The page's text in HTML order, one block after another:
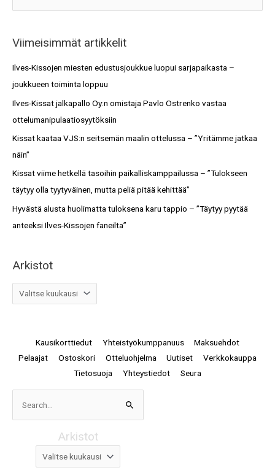
e
r
c
h
Viimeisimmät artikkelit
Ilves-Kissojen miesten edustusjoukkue luopui sarjapaikasta –
joukkueen toiminta loppuu
Ilves-Kissat jalkapallo Oy:n omistaja Pavlo Ostrenko vastaa
ottelumanipulaatiosyytöksiin
Kissat kaataa VJS:n seitsemän maalin ottelussa – ”Yritämme jatkaa
näin”
Kissat viime hetkellä tasoihin paikalliskamppailussa – ”Tulokseen
täytyy olla tyytyväinen, mutta peliä pitää kehittää”
Hyvästä alusta huolimatta tuloksena karu tappio – ”Täytyy pyytää
anteeksi Ilves-Kissojen faneilta”
Arkistot
i
t
o
t
Kausikorttiedut Yhteistyökumppanuus
Maksuehdot
Pelaajat
Ostoskori Otteluohjelma Uutiset
Verkkokauppa
Tietosuoja
Yhteystiedot Seura
Search
for:
Arkistot